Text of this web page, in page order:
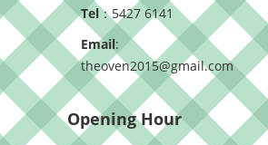
Tel：5427 6141
Email:
theoven2015@gmail.com
Opening Hour